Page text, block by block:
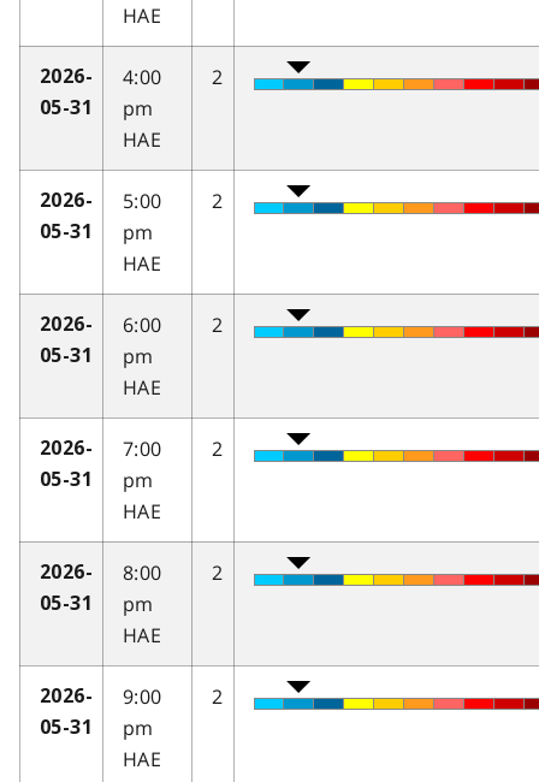
HAE
2026-
05-31
4:00
pm
HAE
2
2026-
05-31
5:00
pm
HAE
2
2026-
05-31
6:00
pm
HAE
2
2026-
05-31
7:00
pm
HAE
2
2026-
05-31
8:00
pm
HAE
2
2026-
05-31
9:00
pm
HAE
2